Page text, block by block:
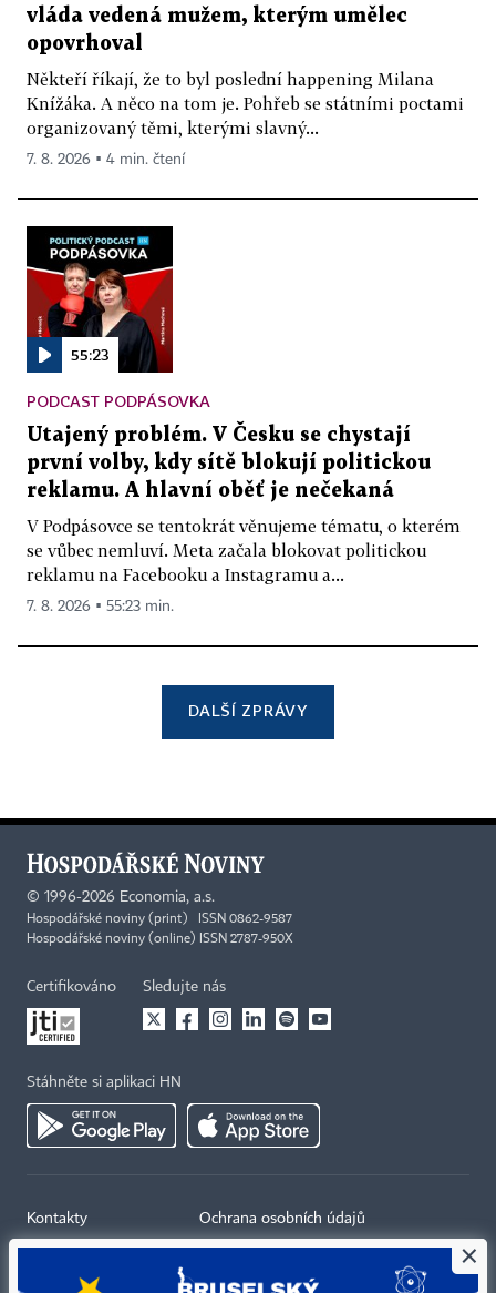
vláda vedená mužem, kterým umělec
opovrhoval
Někteří říkají, že to byl poslední happening Milana
Knížáka. A něco na tom je. Pohřeb se státními poctami
organizovaný těmi, kterými slavný...
7. 8. 2026 ▪ 4 min. čtení
55:23
PODCAST PODPÁSOVKA
Utajený problém. V Česku se chystají
první volby, kdy sítě blokují politickou
reklamu. A hlavní oběť je nečekaná
V Podpásovce se tentokrát věnujeme tématu, o kterém
se vůbec nemluví. Meta začala blokovat politickou
reklamu na Facebooku a Instagramu a...
7. 8. 2026 ▪ 55:23 min.
DALŠÍ ZPRÁVY
© 1996-2026 Economia, a.s.
Hospodářské noviny (print) ISSN 0862-9587
Hospodářské noviny (online) ISSN 2787-950X
Certifikováno Sledujte nás
Stáhněte si aplikaci HN
Kontakty
Tiráž redakce HN
Economia
Ochrana osobních údajů
Prohlášení o cookies
Nastavení soukromí
×